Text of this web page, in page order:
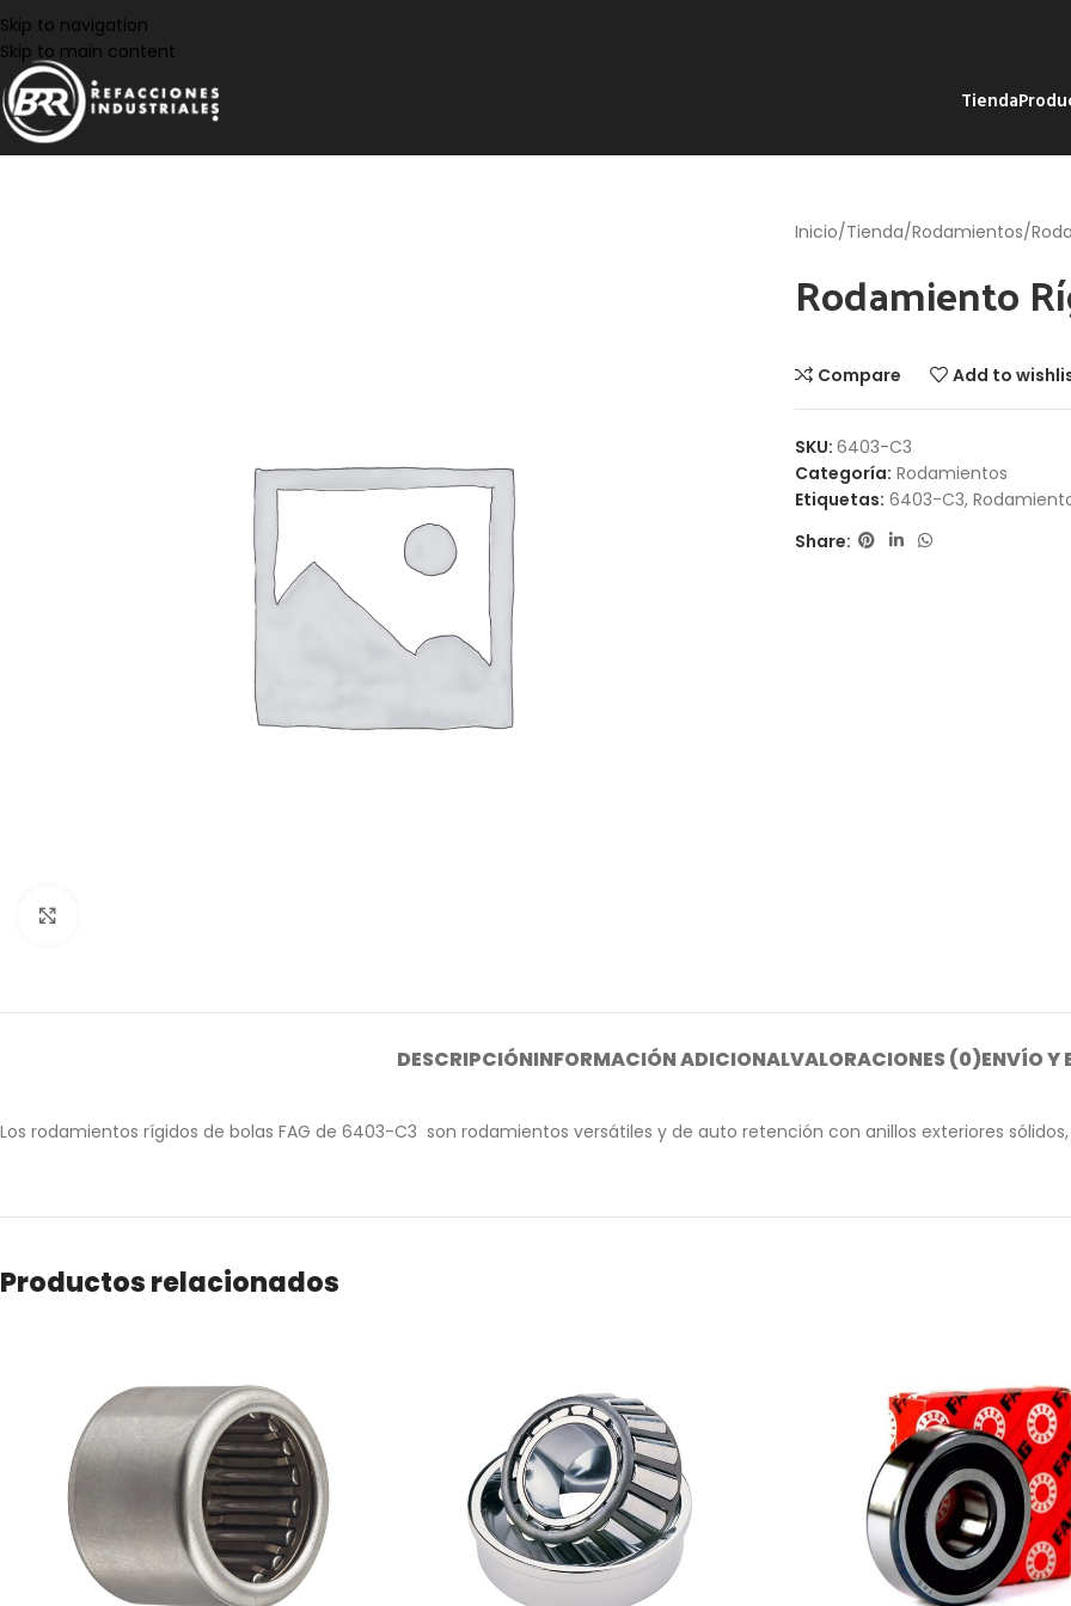
Skip to navigation
Skip to main content
Tienda
Inicio Tienda Rodamientos
Rodamiento
Compare Add to
SKU: 6403-C3
Categoría: Rodamientos
Etiquetas: 6403-C3,
Share:
DESCRIPCIÓNINFORMACIÓN ADICIONALVALORACIONES (0)ENVÍO Y
Los rodamientos rígidos de bolas FAG de 6403-C3 son rodamientos versátiles y de auto retención con anillos exteriores
Productos relacionados